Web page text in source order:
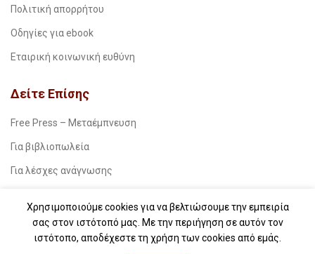
Πολιτική απορρήτου
Οδηγίες για ebook
Εταιρική κοινωνική ευθύνη
Δείτε Επίσης
Free Press – Μεταέμπνευση
Για βιβλιοπωλεία
Για λέσχες ανάγνωσης
Για σχολεία
Για βιβλιοφιλικές ομάδες
Χρησιμοποιούμε cookies για να βελτιώσουμε την εμπειρία
σας στον ιστότοπό μας. Με την περιήγηση σε αυτόν τον
ιστότοπο, αποδέχεστε τη χρήση των cookies από εμάς.